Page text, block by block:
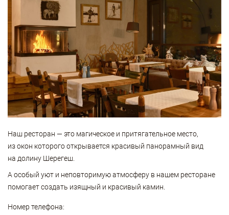
Наш ресторан — это магическое и притягательное место,
из окон которого открывается красивый панорамный вид
на долину Шерегеш.
А особый уют и неповторимую атмосферу в нашем ресторане
помогает создать изящный и красивый камин.
Номер телефона: